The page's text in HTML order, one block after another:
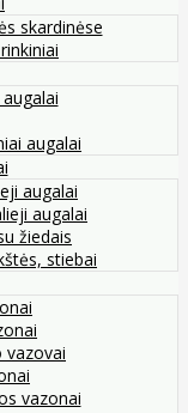
skardinėse
augalai
augalai
augalai
žiedais
stiebai
vazovai
vazonai